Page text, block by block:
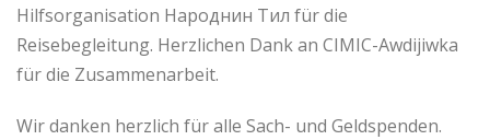
Hilfsorganisation Народнин Тил für die
Reisebegleitung. Herzlichen Dank an CIMIC-Awdijiwka
für die Zusammenarbeit.
Wir danken herzlich für alle Sach- und Geldspenden.